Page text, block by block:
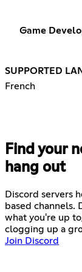
Game
SUPPORTED
French
Find your
hang out
Discord servers
based channels.
what you're up
clogging up a
Join Discord